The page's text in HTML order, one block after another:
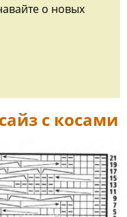
о новых
с косами